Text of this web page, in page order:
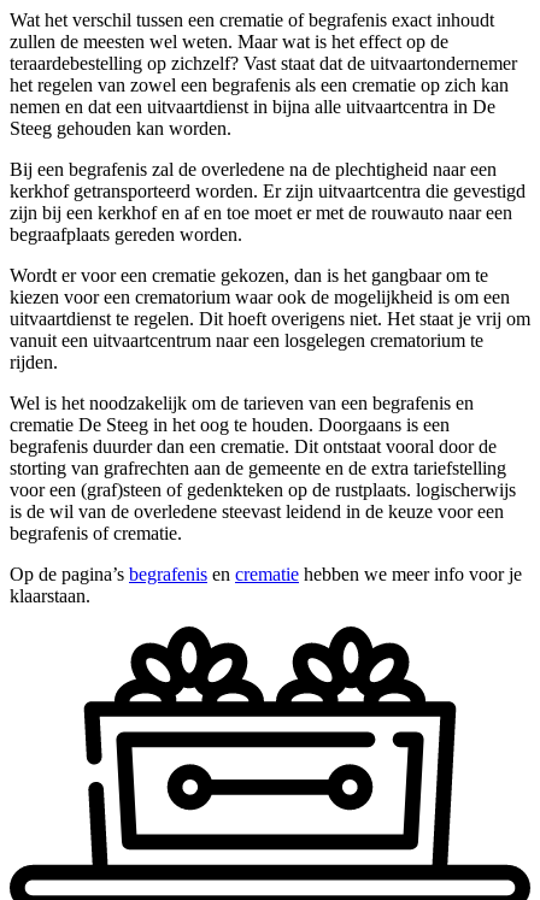
Wat het verschil tussen een crematie of begrafenis exact inhoudt
zullen de meesten wel weten. Maar wat is het effect op de
teraardebestelling op zichzelf? Vast staat dat de uitvaartondernemer
het regelen van zowel een begrafenis als een crematie op zich kan
nemen en dat een uitvaartdienst in bijna alle uitvaartcentra in De
Steeg gehouden kan worden.
Bij een begrafenis zal de overledene na de plechtigheid naar een
kerkhof getransporteerd worden. Er zijn uitvaartcentra die gevestigd
zijn bij een kerkhof en af en toe moet er met de rouwauto naar een
begraafplaats gereden worden.
Wordt er voor een crematie gekozen, dan is het gangbaar om te
kiezen voor een crematorium waar ook de mogelijkheid is om een
uitvaartdienst te regelen. Dit hoeft overigens niet. Het staat je vrij om
vanuit een uitvaartcentrum naar een losgelegen crematorium te
rijden.
Wel is het noodzakelijk om de tarieven van een begrafenis en
crematie De Steeg in het oog te houden. Doorgaans is een
begrafenis duurder dan een crematie. Dit ontstaat vooral door de
storting van grafrechten aan de gemeente en de extra tariefstelling
voor een (graf)steen of gedenkteken op de rustplaats. logischerwijs
is de wil van de overledene steevast leidend in de keuze voor een
begrafenis of crematie.
Op de pagina’s begrafenis en crematie hebben we meer info voor je
klaarstaan.